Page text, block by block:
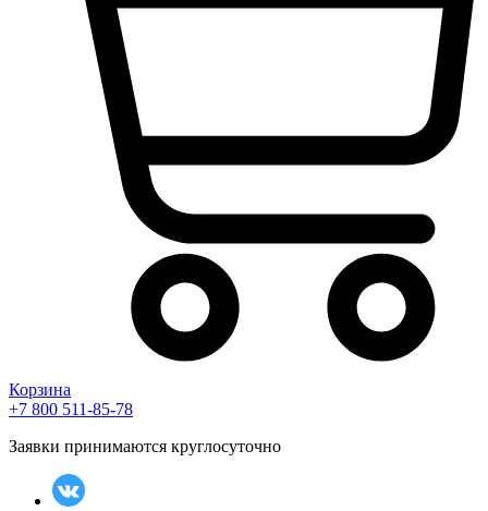
Корзина
+7 800 511-85-78
Заявки принимаются круглосуточно